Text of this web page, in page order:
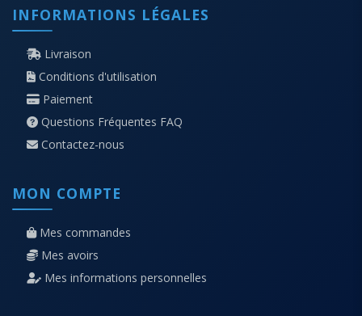
INFORMATIONS LÉGALES
Livraison
Conditions d'utilisation
Paiement
Questions Fréquentes FAQ
Contactez-nous
MON COMPTE
Mes commandes
Mes avoirs
Mes informations personnelles